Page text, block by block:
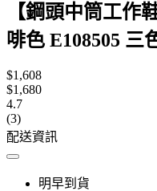
【鋼頭中筒工作
啡色 E108505 三
$1,608
$1,680
4.7
(3)
配送資訊
明早到貨